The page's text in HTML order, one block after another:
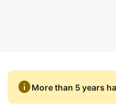
infoMore than 5 years